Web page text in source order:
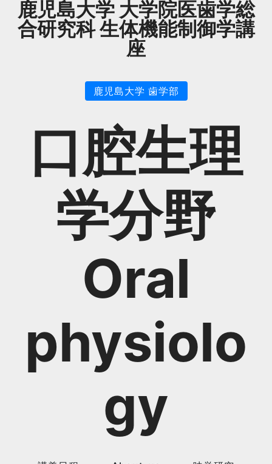
鹿児島大学 大学院医歯学総
合研究科 生体機能制御学講
座
鹿児島大学 歯学部
口腔生理
学分野
Oral
physiolo
gy